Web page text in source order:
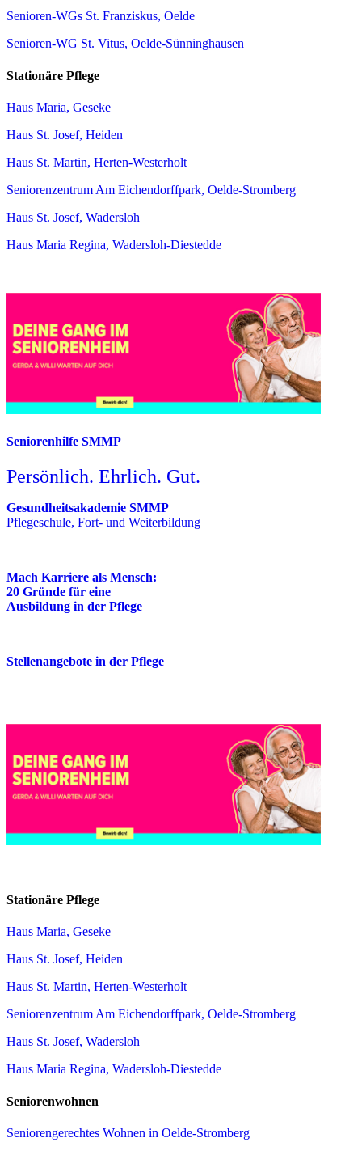
Senioren-WGs St. Franziskus, Oelde
Senioren-WG St. Vitus, Oelde-Sünninghausen
Stationäre Pflege
Haus Maria, Geseke
Haus St. Josef, Heiden
Haus St. Martin, Herten-Westerholt
Seniorenzentrum Am Eichendorffpark, Oelde-Stromberg
Haus St. Josef, Wadersloh
Haus Maria Regina, Wadersloh-Diestedde
Seniorenhilfe SMMP
Persönlich. Ehrlich. Gut.
Gesundheitsakademie SMMP
Pflegeschule, Fort- und Weiterbildung
Mach Karriere als Mensch:
20 Gründe für eine
Ausbildung in der Pflege
Stellenangebote in der Pflege
Stationäre Pflege
Haus Maria, Geseke
Haus St. Josef, Heiden
Haus St. Martin, Herten-Westerholt
Seniorenzentrum Am Eichendorffpark, Oelde-Stromberg
Haus St. Josef, Wadersloh
Haus Maria Regina, Wadersloh-Diestedde
Seniorenwohnen
Seniorengerechtes Wohnen in Oelde-Stromberg